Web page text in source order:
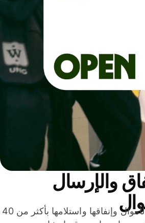
والإرسال
وفّر المال عند إرسال الأموال وإنفاقها واستلامها بأكثر من 40